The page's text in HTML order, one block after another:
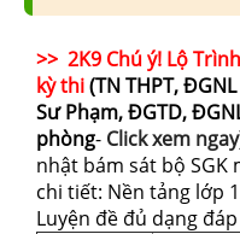
>> 2K9 Chú ý! Lộ
kỳ thi(TN THPT,
Sư Phạm, ĐGTD,
phòng- Click xem ngay
nhật bám sát bộ SGK
chi tiết: Nền tảng lớp
Luyện đề đủ dạng